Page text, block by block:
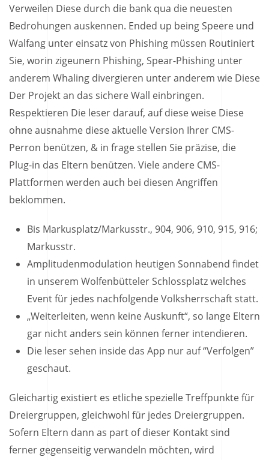
Verweilen Diese durch die bank qua die neuesten
Bedrohungen auskennen. Ended up being Speere und
Walfang unter einsatz von Phishing müssen Routiniert
Sie, worin zigeunern Phishing, Spear-Phishing unter
anderem Whaling divergieren unter anderem wie Diese
Der Projekt an das sichere Wall einbringen.
Respektieren Die leser darauf, auf diese weise Diese
ohne ausnahme diese aktuelle Version Ihrer CMS-
Perron benützen, & in frage stellen Sie präzise, die
Plug-in das Eltern benützen. Viele andere CMS-
Plattformen werden auch bei diesen Angriffen
beklommen.
Bis Markusplatz/Markusstr., 904, 906, 910, 915, 916;
Markusstr.
Amplitudenmodulation heutigen Sonnabend findet
in unserem Wolfenbütteler Schlossplatz welches
Event für jedes nachfolgende Volksherrschaft statt.
„Weiterleiten, wenn keine Auskunft“, so lange Eltern
gar nicht anders sein können ferner intendieren.
Die leser sehen inside das App nur auf “Verfolgen”
geschaut.
Gleichartig existiert es etliche spezielle Treffpunkte für
Dreiergruppen, gleichwohl für jedes Dreiergruppen.
Sofern Eltern dann as part of dieser Kontakt sind
ferner gegenseitig verwandeln möchten, wird